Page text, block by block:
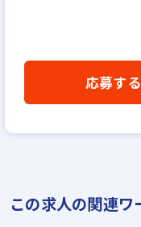
「応募する」
WEB応募書類
▼
内定
応募する
この求人の関連ワ